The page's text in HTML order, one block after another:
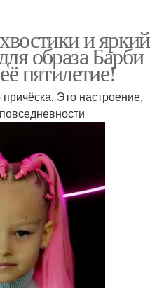
и яркий
образа Барби
пятилетие!
Это настроение,